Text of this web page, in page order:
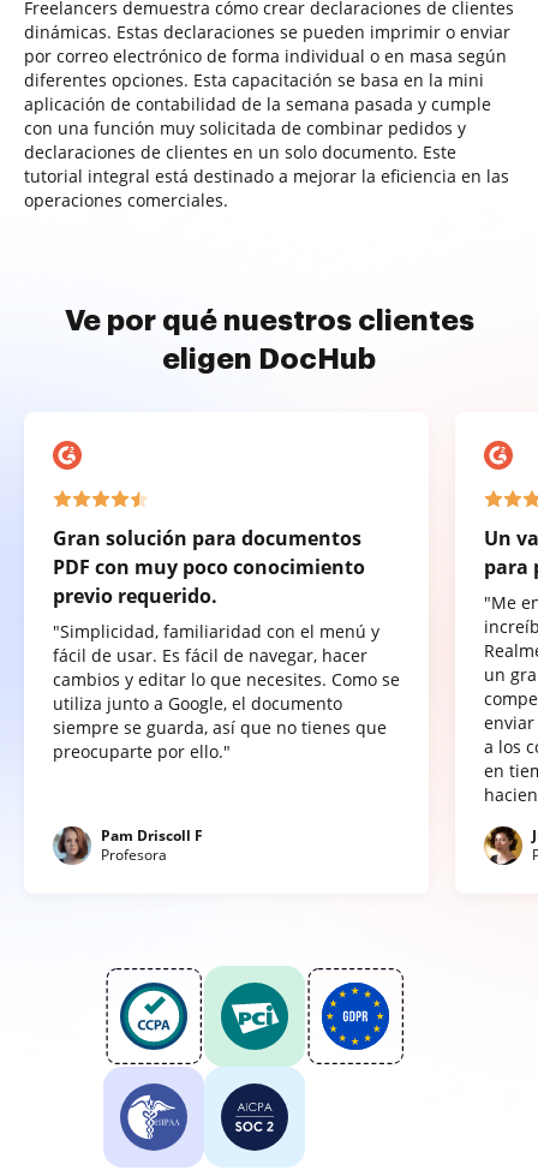
Freelancers demuestra cómo crear declaraciones de clientes
dinámicas. Estas declaraciones se pueden imprimir o enviar
por correo electrónico de forma individual o en masa según
diferentes opciones. Esta capacitación se basa en la mini
aplicación de contabilidad de la semana pasada y cumple
con una función muy solicitada de combinar pedidos y
declaraciones de clientes en un solo documento. Este
tutorial integral está destinado a mejorar la eficiencia en las
operaciones comerciales.
Ve por qué nuestros clientes
eligen DocHub
Gran solución para documentos
PDF con muy poco conocimiento
previo requerido.
"Simplicidad, familiaridad con el menú y
fácil de usar. Es fácil de navegar, hacer
cambios y editar lo que necesites. Como se
utiliza junto a Google, el documento
siempre se guarda, así que no tienes que
preocuparte por ello."
Pam Driscoll F
Profesora
Un
para
"Me
un
a los
en